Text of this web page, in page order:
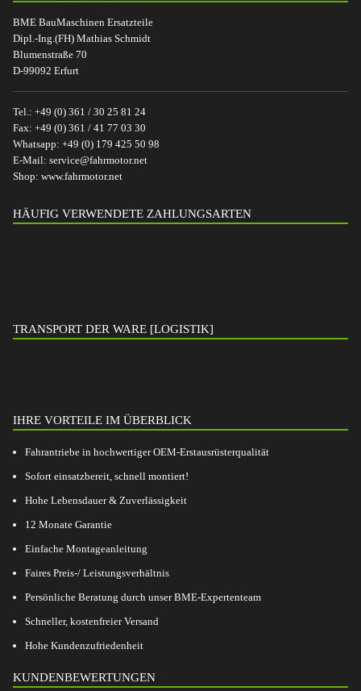
BME BauMaschinen Ersatzteile
Dipl.-Ing.(FH) Mathias Schmidt
Blumenstraße 70
D-99092 Erfurt
Tel.: +49 (0) 361 / 30 25 81 24
Fax: +49 (0) 361 / 41 77 03 30
Whatsapp: +49 (0) 179 425 50 98
E-Mail: service@fahrmotor.net
Shop: www.fahrmotor.net
HÄUFIG VERWENDETE ZAHLUNGSARTEN
TRANSPORT DER WARE [LOGISTIK]
IHRE VORTEILE IM ÜBERBLICK
Fahrantriebe in hochwertiger OEM-Erstausrüsterqualität
Sofort einsatzbereit, schnell montiert!
Hohe Lebensdauer & Zuverlässigkeit
12 Monate Garantie
Einfache Montageanleitung
Faires Preis-/ Leistungsverhältnis
Persönliche Beratung durch unser BME-Expertenteam
Schneller, kostenfreier Versand
Hohe Kundenzufriedenheit
KUNDENBEWERTUNGEN